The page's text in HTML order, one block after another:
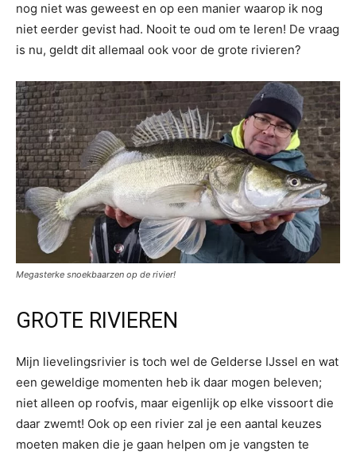
nog niet was geweest en op een manier waarop ik nog
niet eerder gevist had. Nooit te oud om te leren! De vraag
is nu, geldt dit allemaal ook voor de grote rivieren?
Megasterke snoekbaarzen op de rivier!
GROTE RIVIEREN
Mijn lievelingsrivier is toch wel de Gelderse IJssel en wat
een geweldige momenten heb ik daar mogen beleven;
niet alleen op roofvis, maar eigenlijk op elke vissoort die
daar zwemt! Ook op een rivier zal je een aantal keuzes
moeten maken die je gaan helpen om je vangsten te